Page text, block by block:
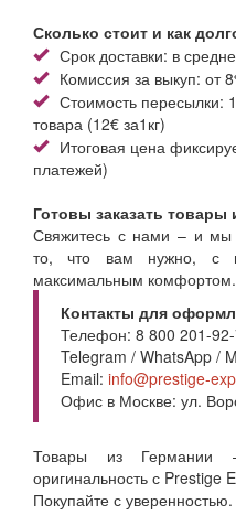
Сколько стоит и как
Срок доставки: в
Комиссия за выкуп: от
Стоимость пересылки:
товара (12€ за1кг)
Итоговая цена
платежей)
Готовы заказать товары
Свяжитесь с нами – и
то, что вам нужно, с
максимальным комфортом.
Контакты для
Телефон: 8 800 201-
Telegram / WhatsApp /
Email: info@prestige-
Офис в Москве: ул.
Товары из Германии
оригинальность с Prestige
Покупайте с уверенностью.